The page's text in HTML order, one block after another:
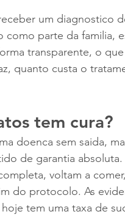
um diagnostico
como parte da familia,
transparente, o
quanto custa o
tem cura?
doenca sem saida,
de garantia
voltam a
do protocolo. As
tem uma taxa de